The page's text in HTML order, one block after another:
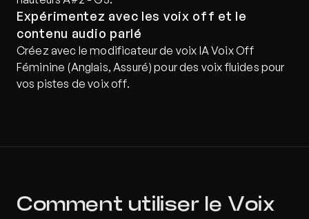
Expérimentez avec les voix off et le
contenu audio parlé
Créez avec le modificateur de voix IA Voix Off
Féminine (Anglais, Assuré) pour des voix fluides pour
vos pistes de voix off.
Comment utiliser le Voix